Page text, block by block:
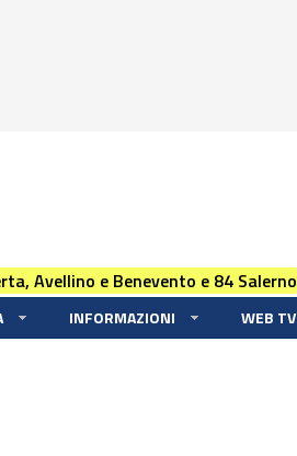
Avellino e Benevento e 84 Salerno
INFORMAZIONI WEB TV